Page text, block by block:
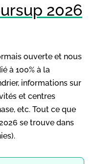
2026
ouverte et nous
à 100% à la
informations sur
et centres
etc. Tout ce que
se trouve dans